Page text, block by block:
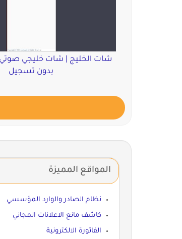
شات الخليج | شات خليجي صوتي
بدون تسجيل
المواقع المميزة
نظام الصادر والوارد المؤسسي
كاشف مانع الاعلانات المجاني
الفاتورة الالكترونية